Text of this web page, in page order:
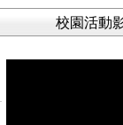
校園活動